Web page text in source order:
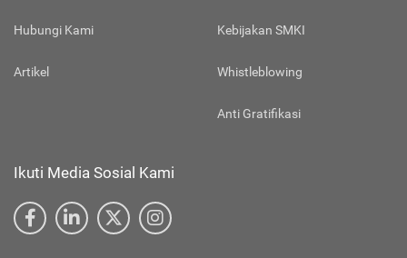
Hubungi Kami
Artikel
Kebijakan SMKI
Whistleblowing
Anti Gratifikasi
Ikuti Media Sosial Kami